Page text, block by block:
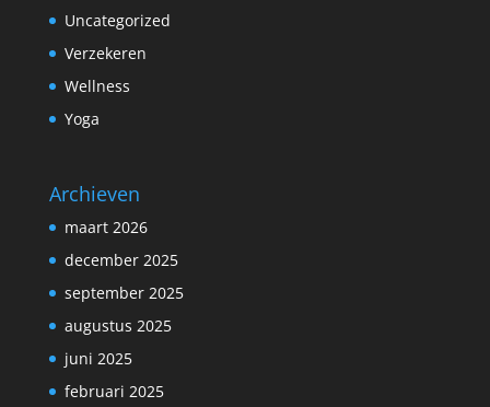
Uncategorized
Verzekeren
Wellness
Yoga
Archieven
maart 2026
december 2025
september 2025
augustus 2025
juni 2025
februari 2025